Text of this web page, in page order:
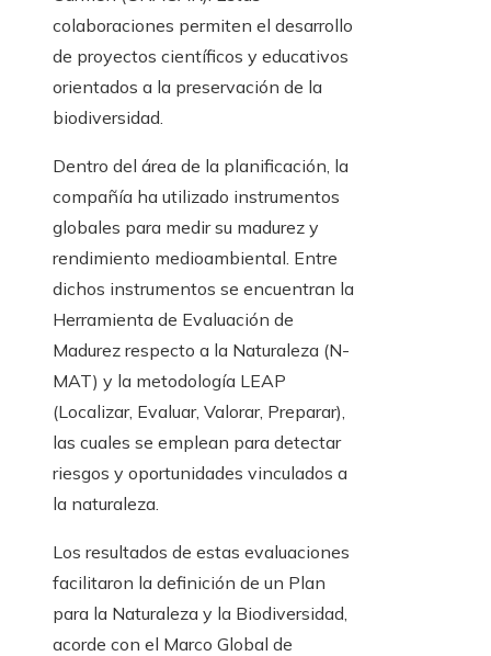
colaboraciones permiten el desarrollo
de proyectos científicos y educativos
orientados a la preservación de la
biodiversidad.
Dentro del área de la planificación, la
compañía ha utilizado instrumentos
globales para medir su madurez y
rendimiento medioambiental. Entre
dichos instrumentos se encuentran la
Herramienta de Evaluación de
Madurez respecto a la Naturaleza (N-
MAT) y la metodología LEAP
(Localizar, Evaluar, Valorar, Preparar),
las cuales se emplean para detectar
riesgos y oportunidades vinculados a
la naturaleza.
Los resultados de estas evaluaciones
facilitaron la definición de un Plan
para la Naturaleza y la Biodiversidad,
acorde con el Marco Global de